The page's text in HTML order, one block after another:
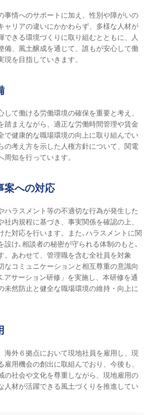
事情へのサポートに加え、性別や障がいの
ャリアの違いにかかわらず、多様な人材が
できる環境づくりに取り組むとともに、人
備、風土醸成を通じて、誰もが安心して働
現を目指していきます。
して働ける労働環境の確保を重要と考え、
踏まえながら、適正な労働時間管理や賃金
で健康的な職場環境の向上に取り組んでい
の考え方を示した人権方針について、関電
知を行っています。
案への対応
ハラスメント等の不適切な行為が発生した
社内規程に基づき、事実関係を確認の上、
た対応を行います。また､ハラスメントに関
設け､相談者の秘密が守られる体制のもと､
。あわせて、管理職を含む全社員を対象
なコミュニケーションと相互尊重の意識向
アサーション研修」を実施し、本研修を通
未然防止と健全な職場環境の維持・向上に
海外６拠点において現地社員を雇用し、現
雇用機会の創出に取組んでおり、今後も、
の社会や文化を尊重しながら、現地雇用の
人材が活躍できる風土づくりを推進してい